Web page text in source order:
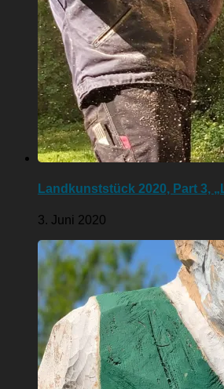
Landkunststück 2020, Part 3,
3. Juni 2020